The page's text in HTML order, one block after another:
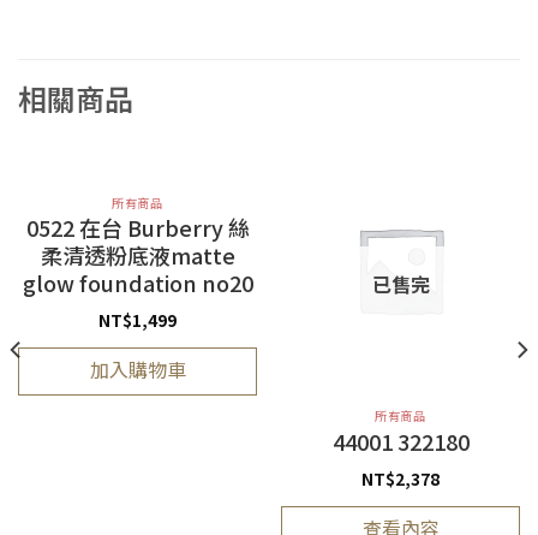
相關商品
所有商品
0522 在台 Burberry 絲
柔清透粉底液matte
glow foundation no20
NT$1,499
加入購物車
已售完
所有商品
44001 322180
NT$2,378
查看內容